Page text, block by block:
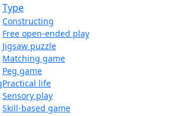
Type
Constructing
Free open-ended play
Jigsaw puzzle
Matching game
Peg game
Practical life
Sensory play
Skill-based game